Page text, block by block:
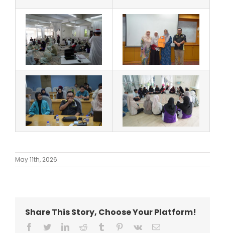
May 11th, 2026
Share This Story, Choose Your Platform!
facebooktwitterlinkedinreddit tumblr pinterest
vk Email